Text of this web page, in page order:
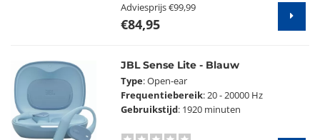
Adviesprijs€99,99
€84,95
JBL Sense Lite - Blauw
Type: Open-ear
Frequentiebereik: 20 - 20000 Hz
Gebruikstijd: 1920 minuten